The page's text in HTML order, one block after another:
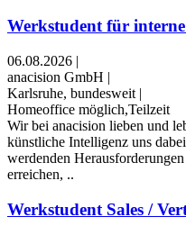
Werkstudent für
06.08.2026 |
anacision GmbH |
Karlsruhe, bundesweit |
Homeoffice möglich,Teilzeit
Wir bei anacision lieben und
künstliche Intelligenz uns
werdenden
erreichen, ..
Werkstudent Sales /